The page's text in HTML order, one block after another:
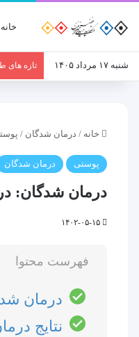
خانه
شنبه ۱۷ مرداد ۱۴۰۵ تازه
خانه / درمان شدگان /
پوستی درمان شدگان
درمان شدگان:
۱۴۰۲-۰۵-۱۵
فهرست محتوا
درمان
نتایج